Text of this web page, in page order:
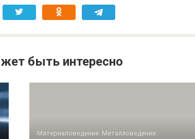
быть интересно
Материаловедение. Металловедение.